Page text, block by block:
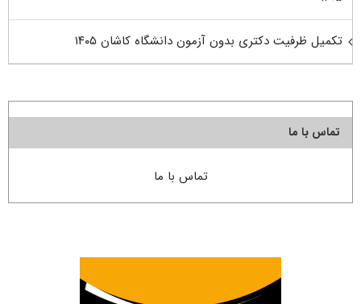
تکمیل ظرفیت دکتری بدون آزمون دانشگاه کاشان ۱۴۰۵
تماس با ما
تماس با ما